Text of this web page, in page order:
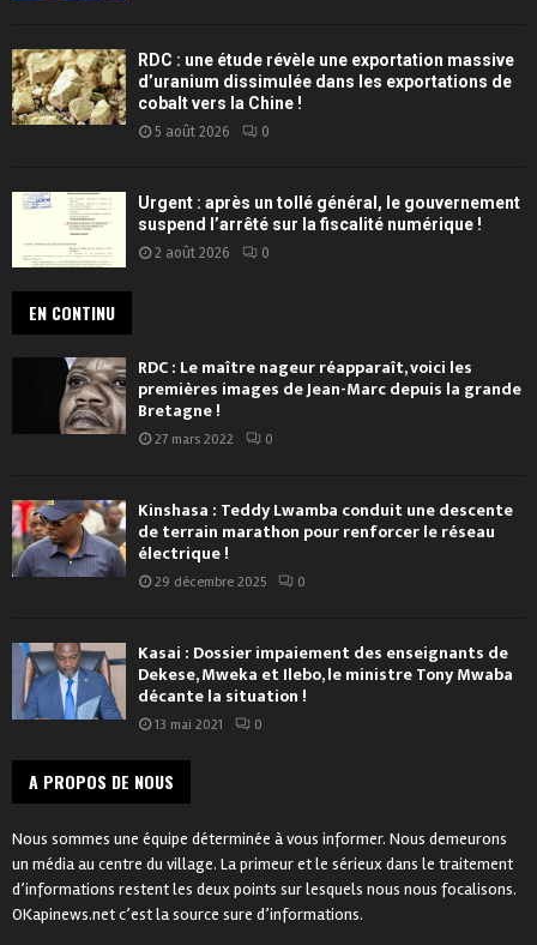
RDC : une étude révèle une exportation massive
d’uranium dissimulée dans les exportations de
cobalt vers la Chine !
5 août 2026 0
Urgent : après un tollé général, le gouvernement
suspend l’arrêté sur la fiscalité numérique !
2 août 2026 0
EN CONTINU
RDC : Le maître nageur réapparaît, voici les
premières images de Jean-Marc depuis la grande
Bretagne !
27 mars 2022 0
Kinshasa : Teddy Lwamba conduit une descente
de terrain marathon pour renforcer le réseau
électrique !
29 décembre 2025 0
Kasai : Dossier impaiement des enseignants de
Dekese, Mweka et Ilebo, le ministre Tony Mwaba
décante la situation !
13 mai 2021 0
A PROPOS DE NOUS
Nous sommes une équipe déterminée à vous informer. Nous demeurons
un média au centre du village. La primeur et le sérieux dans le traitement
d’informations restent les deux points sur lesquels nous nous focalisons.
OKapinews.net c’est la source sure d’informations.